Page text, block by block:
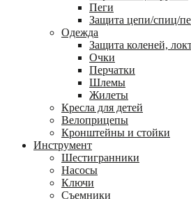
Пеги
Защита цепи/спиц/
Одежда
Защита коленей,
Очки
Перчатки
Шлемы
Жилеты
Кресла для детей
Велоприцепы
Кронштейны и стойки
Инструмент
Шестигранники
Насосы
Ключи
Съемники